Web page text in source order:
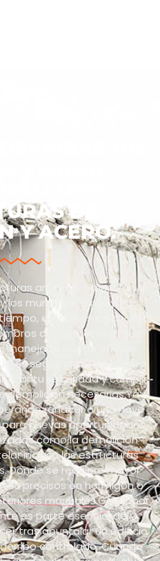
DE
Y ACERO.
antiguas empiezan a
los muros de carga ya no
entramos en acción.
con la precisión que
manejada puede ofrecer.
es seguir al pie de la letra
tu seguridad y cumplir
demolición necesarias.Ya
renacer o una nave
nuevas oportunidades,
como la demolición
incluso las estructuras
Donde se requiere mayor
precisos en hormigón o
manuales.Gestionar
es parte esencial del
tras apuntalar un edificio
controlado. Cuando